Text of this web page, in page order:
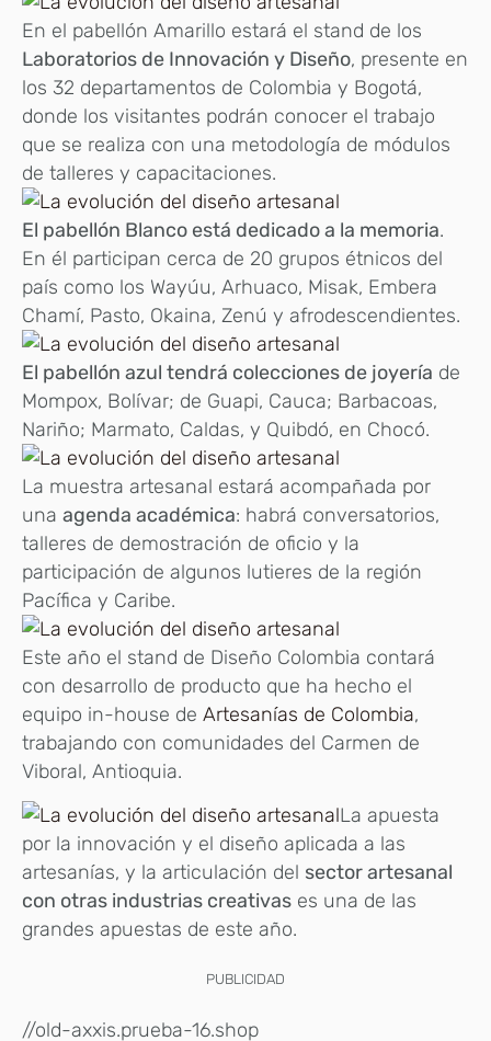
En el pabellón Amarillo estará el stand de los
Laboratorios de Innovación y Diseño, presente en
los 32 departamentos de Colombia y Bogotá,
donde los visitantes podrán conocer el trabajo
que se realiza con una metodología de módulos
de talleres y capacitaciones.
El pabellón Blanco está dedicado a la memoria.
En él participan cerca de 20 grupos étnicos del
país como los Wayúu, Arhuaco, Misak, Embera
Chamí, Pasto, Okaina, Zenú y afrodescendientes.
El pabellón azul tendrá colecciones de joyería de
Mompox, Bolívar; de Guapi, Cauca; Barbacoas,
Nariño; Marmato, Caldas, y Quibdó, en Chocó.
La muestra artesanal estará acompañada por
una agenda académica: habrá conversatorios,
talleres de demostración de oficio y la
participación de algunos lutieres de la región
Pacífica y Caribe.
Este año el stand de Diseño Colombia contará
con desarrollo de producto que ha hecho el
equipo in-house de Artesanías de Colombia,
trabajando con comunidades del Carmen de
Viboral, Antioquia.
La apuesta
por la innovación y el diseño aplicada a las
artesanías, y la articulación del sector artesanal
con otras industrias creativas es una de las
grandes apuestas de este año.
PUBLICIDAD
//old-axxis.prueba-16.shop